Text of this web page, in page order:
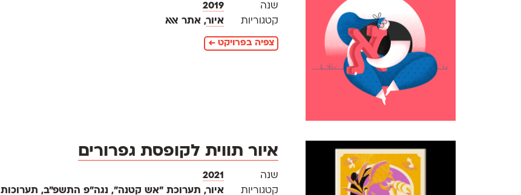
שנה
2019
קטגוריות
איור, אתר אאא
צפיה בפרויקט ←
איור תווית לקופסת גפרורים
שנה
2021
קטגוריות
איור, תערוכת ״אש קטנה״, נגה״פ התשפ״ב, תערוכות